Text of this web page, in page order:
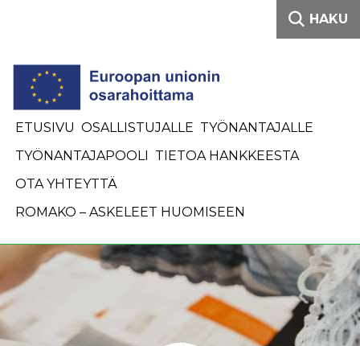
HAKU
ETUSIVU OSALLISTUJALLE TYÖNANTAJALLE
TYÖNANTAJAPOOLI TIETOA HANKKEESTA
OTA YHTEYTTÄ
ROMAKO – ASKELEET HUOMISEEN